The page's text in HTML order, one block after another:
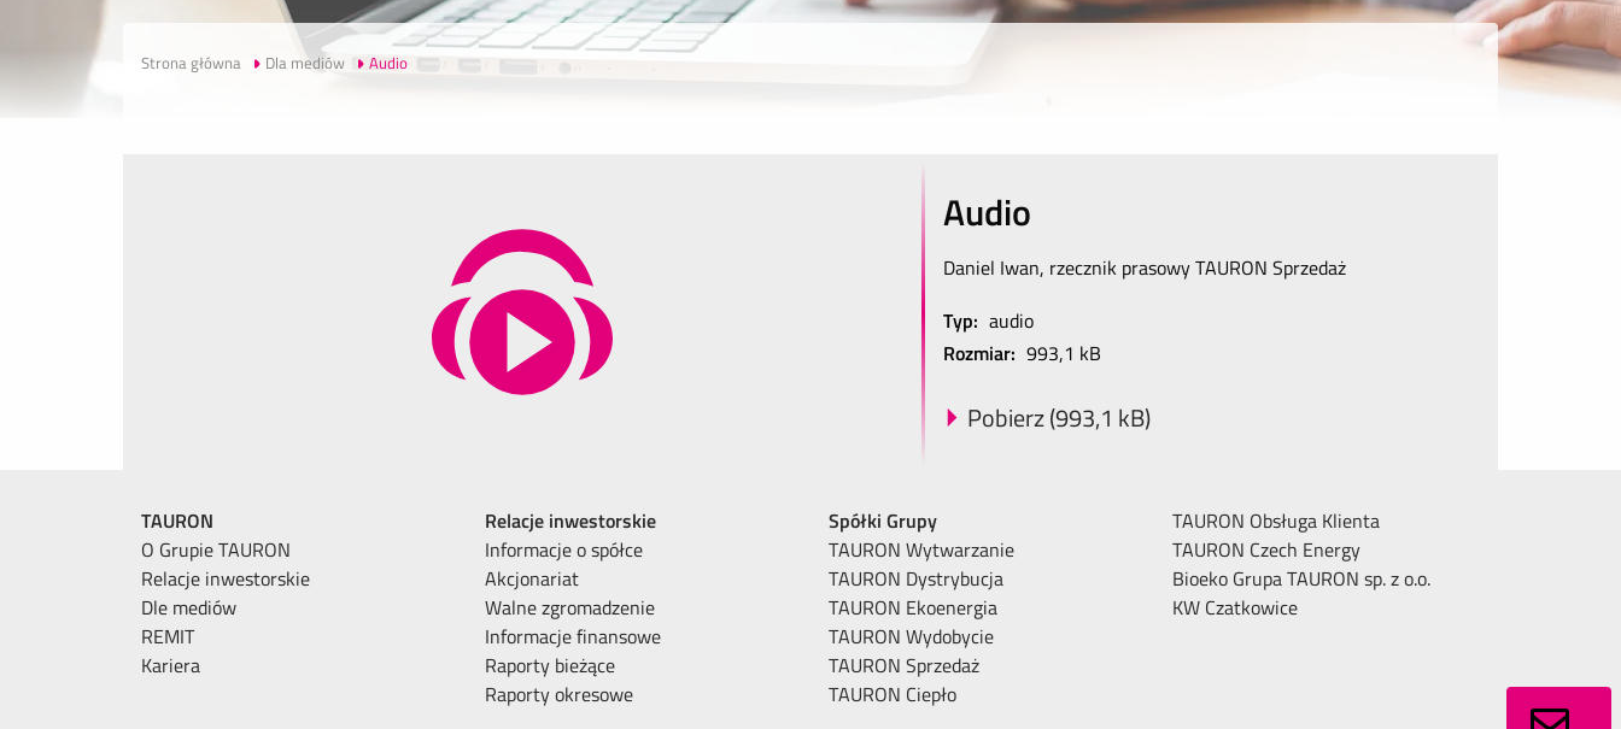
Strona główna Dla mediów Audio
Audio
Daniel Iwan, rzecznik prasowy TAURON Sprzedaż
Typ: audio
Rozmiar: 993,1 kB
Pobierz (993,1 kB)
TAURON
O Grupie TAURON
Relacje inwestorskie
Dle mediów
REMIT
Kariera
Relacje inwestorskie
Informacje o spółce
Akcjonariat
Walne zgromadzenie
Informacje finansowe
Raporty bieżące
Raporty okresowe
Spółki Grupy
TAURON Wytwarzanie
TAURON Dystrybucja
TAURON Ekoenergia
TAURON Wydobycie
TAURON Sprzedaż
TAURON Ciepło
TAURON Obsługa Klienta
TAURON Czech Energy
Bioeko Grupa TAURON sp. z o.o.
KW Czatkowice